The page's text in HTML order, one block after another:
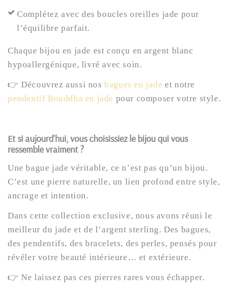
Complétez avec des boucles oreilles jade pour
l’équilibre parfait.
Chaque bijou en jade est conçu en argent blanc
hypoallergénique, livré avec soin.
👉 Découvrez aussi nos bagues en jade et notre
pendentif Bouddha en jade pour composer votre style.
Et si aujourd’hui, vous choisissiez le bijou qui vous
ressemble vraiment ?
Une bague jade véritable, ce n’est pas qu’un bijou.
C’est une pierre naturelle, un lien profond entre style,
ancrage et intention.
Dans cette collection exclusive, nous avons réuni le
meilleur du jade et de l’argent sterling. Des bagues,
des pendentifs, des bracelets, des perles, pensés pour
révéler votre beauté intérieure… et extérieure.
👉 Ne laissez pas ces pierres rares vous échapper.